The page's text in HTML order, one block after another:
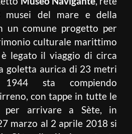
musei del mare e della
un comune progetto per
culturale marittimo
legato il viaggio di circa
goletta aurica di 23 metri
sta compiendo
con tappe in tutte le
per arrivare a Sète, in
marzo al 2 aprile 2018 si